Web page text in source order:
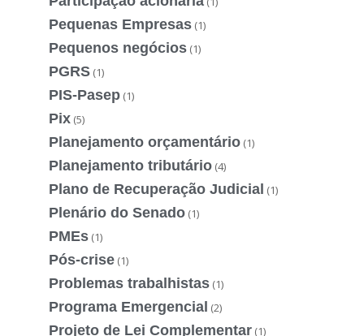
Pequenas Empresas (1)
Pequenos negócios (1)
PGRS (1)
PIS-Pasep (1)
Pix (5)
Planejamento orçamentário (1)
Planejamento tributário (4)
Plano de Recuperação Judicial (1)
Plenário do Senado (1)
PMEs (1)
Pós-crise (1)
Problemas trabalhistas (1)
Programa Emergencial (2)
Projeto de Lei Complementar (1)